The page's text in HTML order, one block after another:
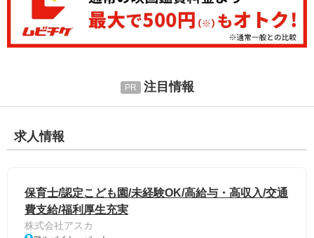
注目情報
求人情報
保育士/認定こども園/未経験OK/高給与・高収入/交通
費支給/福利厚生充実
株式会社アスカ